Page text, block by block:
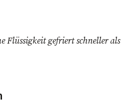
Flüssigkeit gefriert schneller als